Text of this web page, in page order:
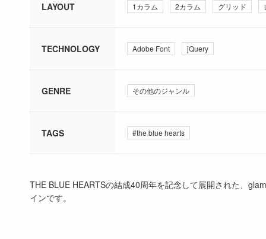
LAYOUT 1カラム 2カラム グリッド
TECHNOLOGY Adobe Font jQuery
GENRE その他のジャンル
TAGS #the blue hearts
THE BLUE HEARTSの結成40周年を記念して展開された、
インです。